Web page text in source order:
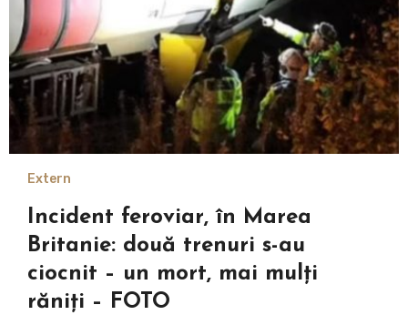
Extern
Incident feroviar, în Marea
Britanie: două trenuri s-au
ciocnit – un mort, mai mulți
răniți – FOTO